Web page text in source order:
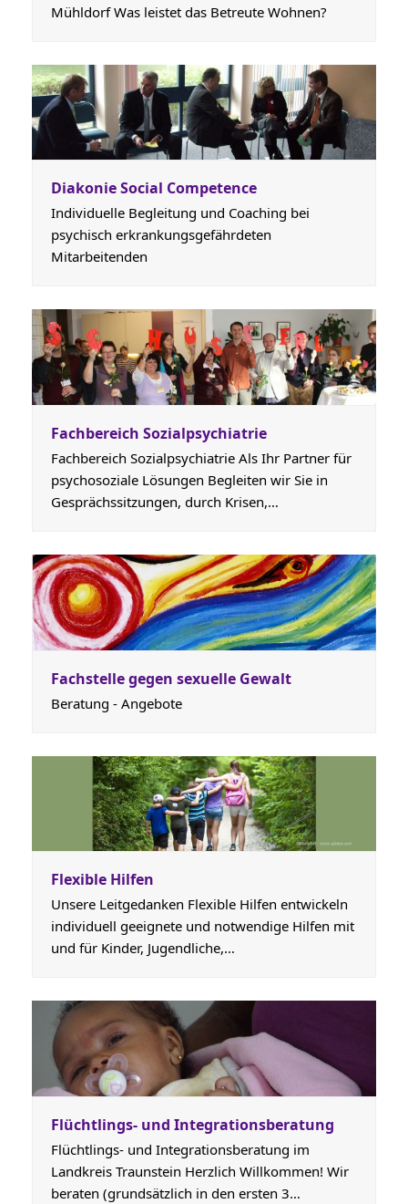
Mühldorf Was leistet das Betreute Wohnen?
Diakonie Social Competence
Individuelle Begleitung und Coaching bei
psychisch erkrankungsgefährdeten
Mitarbeitenden
Fachbereich Sozialpsychiatrie
Fachbereich Sozialpsychiatrie Als Ihr Partner für
psychosoziale Lösungen Begleiten wir Sie in
Gesprächssitzungen, durch Krisen,…
Fachstelle gegen sexuelle Gewalt
Beratung - Angebote
Flexible Hilfen
Unsere Leitgedanken Flexible Hilfen entwickeln
individuell geeignete und notwendige Hilfen mit
und für Kinder, Jugendliche,…
Flüchtlings- und Integrationsberatung
Flüchtlings- und Integrationsberatung im
Landkreis Traunstein Herzlich Willkommen! Wir
beraten (grundsätzlich in den ersten 3…